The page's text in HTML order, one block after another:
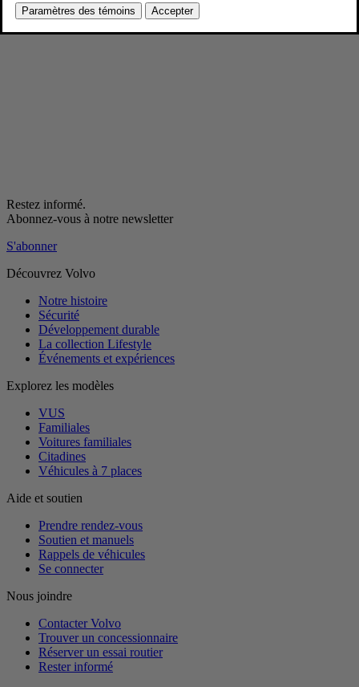
Pour consulter toute l’information sur les droits d’auteur, cliquez ici